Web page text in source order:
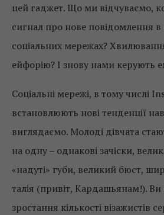
цей гаджет. Що ми відчуваємо,
сигнал про нове повідомлення в
соціальних мережах?
ейфорію? І знову нами керують
Соціальні мережі, в тому числі
встановлюють нові тенденції
виглядаємо. Молоді дівчата
на одну – однакові зачіски,
«надуті» губи, великий бюст,
талія (привіт, Кардашьянам!).
зростання кількості візажистів